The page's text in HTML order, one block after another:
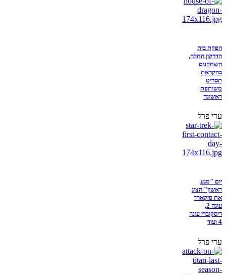
הפקת בית
הדרקון החלה,
השחקנים
בהקראת
תסריט
משותפת
ראשונה
עדי פרל
יום "מגע
ראשון" הציג
את פיקארד
עונה 2,
דיסקוברי עונה
4 ועוד
עדי פרל